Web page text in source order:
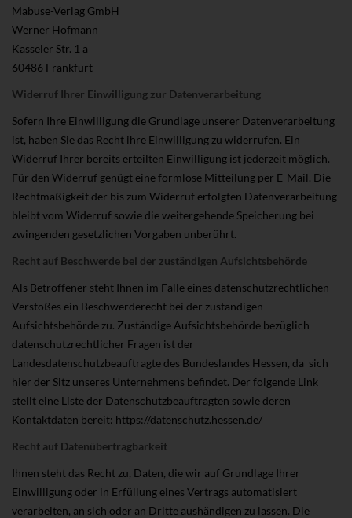
Mabuse-Verlag GmbH
Werner Hofmann
Kasseler Str. 1 a
60486 Frankfurt
Widerruf Ihrer Einwilligung zur Datenverarbeitung
Sofern Ihre Einwilligung die Grundlage unserer Datenverarbeitung
ist, haben Sie das Recht ihre Einwilligung zu widerrufen. Ein
Widerruf Ihrer bereits erteilten Einwilligung ist jederzeit möglich.
Für den Widerruf genügt eine formlose Mitteilung per E-Mail. Die
Rechtmäßigkeit der bis zum Widerruf erfolgten Datenverarbeitung
bleibt vom Widerruf sowie die weitergehende Speicherung bei
zwingenden gesetzlichen Vorgaben unberührt.
Recht auf Beschwerde bei der zuständigen Aufsichtsbehörde
Als Betroffener steht Ihnen im Falle eines datenschutzrechtlichen
Verstoßes ein Beschwerderecht bei der zuständigen
Aufsichtsbehörde zu. Zuständige Aufsichtsbehörde bezüglich
datenschutzrechtlicher Fragen ist der
Landesdatenschutzbeauftragte des Bundeslandes Hessen, da sich
hier der Sitz unseres Unternehmens befindet. Der folgende Link
stellt eine Liste der Datenschutzbeauftragten sowie deren
Kontaktdaten bereit: https://datenschutz.hessen.de/
Recht auf Datenübertragbarkeit
Ihnen steht das Recht zu, Daten, die wir auf Grundlage Ihrer
Einwilligung oder in Erfüllung eines Vertrags automatisiert
verarbeiten, an sich oder an Dritte aushändigen zu lassen. Die